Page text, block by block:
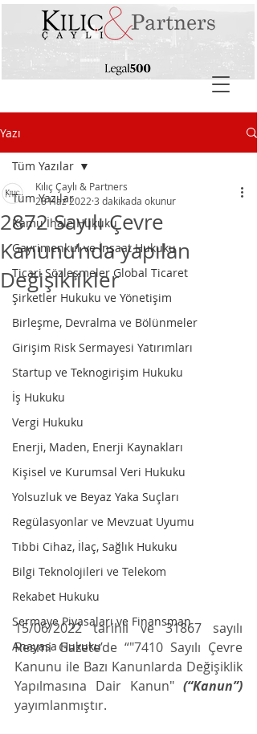
Yazı
Tüm Yazılar
Kamu İhale Hukuku
Gayrimenkul ve İnşaat Hukuku
Ticari Sözleşmeler Global Ticaret
Şirketler Hukuku ve Yönetişim
Birleşme, Devralma ve Bölünmeler
Girişim Risk Sermayesi Yatırımları
Startup ve Teknogirişim Hukuku
İş Hukuku
Vergi Hukuku
Enerji, Maden, Enerji Kaynakları
Kişisel ve Kurumsal Veri Hukuku
Yolsuzluk ve Beyaz Yaka Suçları
Regülasyonlar ve Mevzuat Uyumu
Tıbbi Cihaz, İlaç, Sağlık Hukuku
Bilgi Teknolojileri ve Telekom
Rekabet Hukuku
Sermaye Piyasaları ve Finansman
Anayasa Hukuku
Tüm Yazılar
2872 Sayılı Çevre
Kanunu’nda yapılan
Değişiklikler
Kılıç Çaylı & Partners
28 Haz 2022 3 dakikada okunur
15/06/2022 tarihli ve 31867 sayılı
Resmi Gazete’de “"7410 Sayılı Çevre
Kanunu ile Bazı Kanunlarda Değişiklik
Yapılmasına Dair Kanun" (“Kanun”)
yayımlanmıştır.